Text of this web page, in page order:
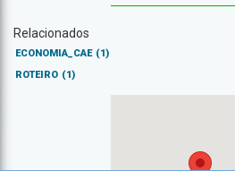
Relacionados
ECONOMIA_CAE (1)
ROTEIRO (1)